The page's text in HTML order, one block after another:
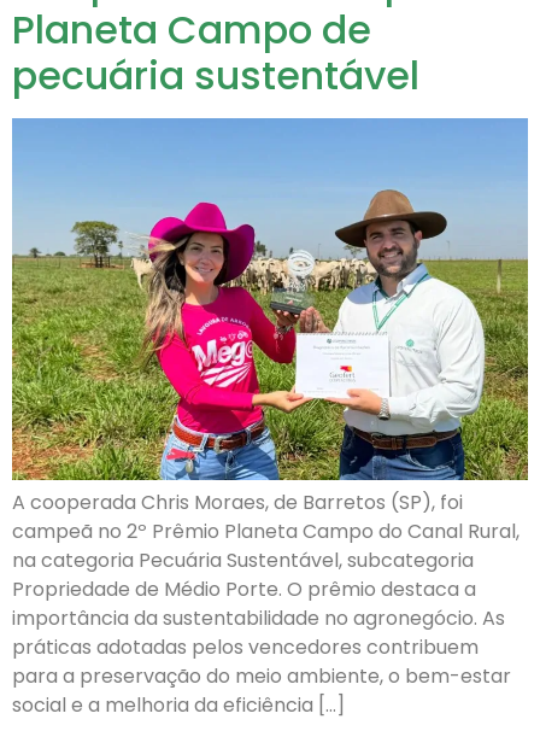
Planeta Campo de
pecuária sustentável
A cooperada Chris Moraes, de Barretos (SP), foi
campeã no 2º Prêmio Planeta Campo do Canal Rural,
na categoria Pecuária Sustentável, subcategoria
Propriedade de Médio Porte. O prêmio destaca a
importância da sustentabilidade no agronegócio. As
práticas adotadas pelos vencedores contribuem
para a preservação do meio ambiente, o bem-estar
social e a melhoria da eficiência […]